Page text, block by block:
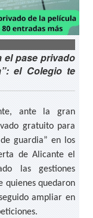
el pase privado
el Colegio te
ante la gran
gratuito para
guardia” en los
de Alicante el
las gestiones
quienes quedaron
ampliar en